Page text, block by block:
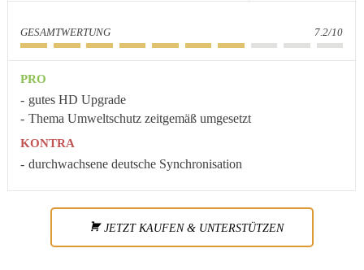
GESAMTWERTUNG 7.2/10
PRO
gutes HD Upgrade
Thema Umweltschutz zeitgemäß umgesetzt
KONTRA
durchwachsene deutsche Synchronisation
JETZT KAUFEN & UNTERSTÜTZEN